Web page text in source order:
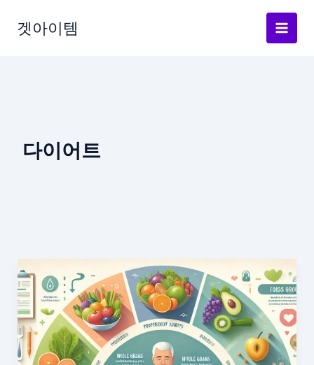
겟아이템
다이어트